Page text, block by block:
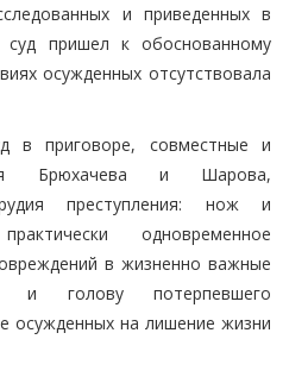
и приведенных в
суд пришел к обоснованному
осужденных отсутствовала
в приговоре, совместные и
Брюхачева и Шарова,
преступления: нож и
одновременное
в жизненно важные
и голову потерпевшего
осужденных на лишение жизни